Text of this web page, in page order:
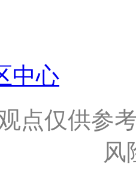
中心
点仅供参
风